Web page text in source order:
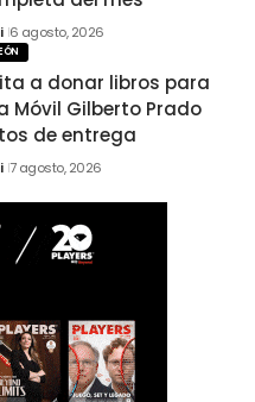
6 agosto, 2026
a donar libros para
Móvil Gilberto Prado
de entrega
7 agosto, 2026